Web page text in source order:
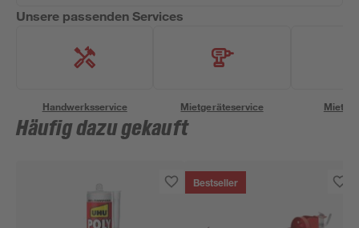
Unsere passenden Services
Handwerksservice Mietgeräteservice
Häufig dazu gekauft
Bestseller